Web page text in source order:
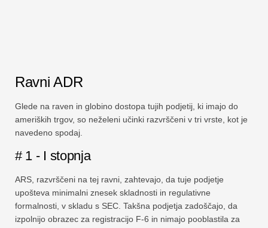
Ravni ADR
Glede na raven in globino dostopa tujih podjetij, ki imajo do
ameriških trgov, so neželeni učinki razvrščeni v tri vrste, kot je
navedeno spodaj.
# 1 - I stopnja
ARS, razvrščeni na tej ravni, zahtevajo, da tuje podjetje
upošteva minimalni znesek skladnosti in regulativne
formalnosti, v skladu s SEC. Takšna podjetja zadoščajo, da
izpolnijo obrazec za registracijo F-6 in nimajo pooblastila za